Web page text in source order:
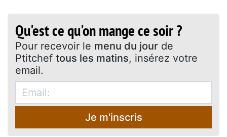
Qu'est ce qu'on mange ce soir ?
Pour recevoir le menu du jour de
Ptitchef tous les matins, insérez votre
email.
Je m'inscris